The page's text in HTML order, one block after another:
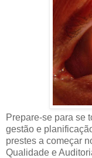
Prepare-se para se
gestão e
prestes a começar
Qualidade e